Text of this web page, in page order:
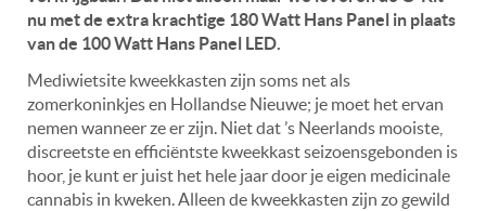
nu met de extra krachtige 180 Watt Hans Panel in plaats
van de 100 Watt Hans Panel LED.
Mediwietsite kweekkasten zijn soms net als
zomerkoninkjes en Hollandse Nieuwe; je moet het ervan
nemen wanneer ze er zijn. Niet dat ’s Neerlands mooiste,
discreetste en efficiëntste kweekkast seizoensgebonden is
hoor, je kunt er juist het hele jaar door je eigen medicinale
cannabis in kweken. Alleen de kweekkasten zijn zo gewild